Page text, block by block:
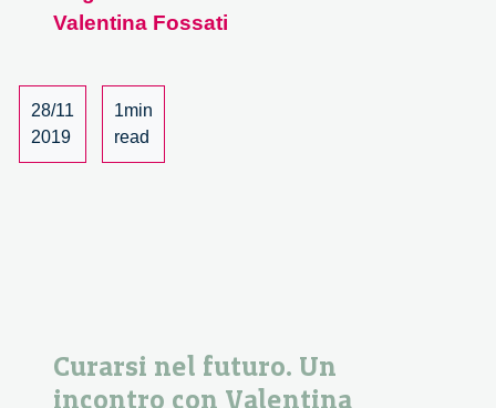
Un
Valentina
Fossati
Valentina Fossati
28/11
2019
1min
read
Curarsi nel futuro. Un
incontro con Valentina